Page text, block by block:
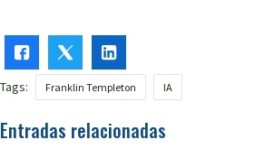
Tags: Franklin Templeton IA
Entradas relacionadas